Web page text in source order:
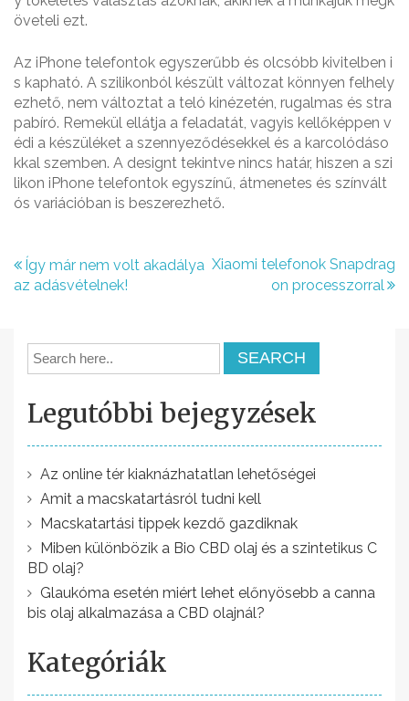
öveteli ezt.
Az iPhone telefontok egyszerűbb és olcsóbb kivitelben i
s kapható. A szilikonból készült változat könnyen felhely
ezhető, nem változtat a teló kinézetén, rugalmas és stra
pabíró. Remekül ellátja a feladatát, vagyis kellőképpen v
édi a készüléket a szennyeződésekkel és a karcolódáso
kkal szemben. A designt tekintve nincs határ, hiszen a szi
likon iPhone telefontok egyszínű, átmenetes és színvált
ós variációban is beszerezhető.
B
e
y
n
v
g
á
Így már nem volt akadálya
az adásvételnek!
Xiaomi telefonok Snapdrag
on processzorral
Legutóbbi bejegyzések
Az online tér kiaknázhatatlan lehetőségei
Amit a macskatartásról tudni kell
Macskatartási tippek kezdő gazdiknak
Miben különbözik a Bio CBD olaj és a szintetikus C
BD olaj?
Glaukóma esetén miért lehet előnyösebb a canna
bis olaj alkalmazása a CBD olajnál?
Kategóriák